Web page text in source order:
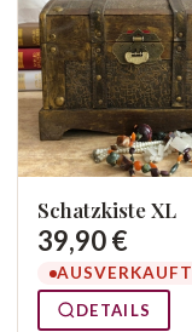
Schatzkiste XL
39,90 €
AUSVERKAUFT
DETAILS